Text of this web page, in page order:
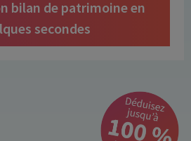
bilan de patrimoine en
secondes